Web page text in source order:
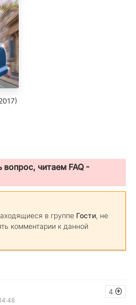
читаем FAQ -
в группе Гости, не
комментарии к данной
4